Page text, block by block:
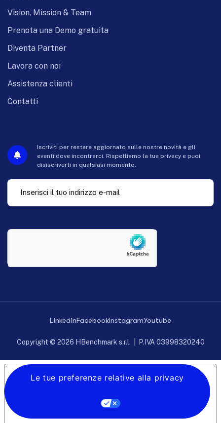
Vision, Mission & Team
Prenota una Demo gratuita
Diventa Partner
Lavora con noi
Assistenza clienti
Contatti
Iscriviti per restare aggiornato sulle nostre novità e gli
eventi dove incontrarci. Rispettiamo la tua privacy e puoi
disiscriverti in qualsiasi momento.
LinkedinFacebookInstagramYoutube
Copyright © 2026 HBenchmark s.r.l. | P.IVA 03998320240
Le tue preferenze relative alla privacy